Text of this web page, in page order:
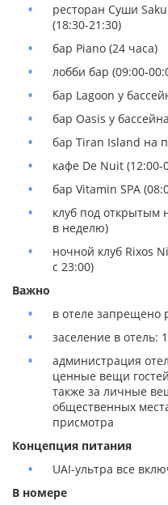
ресторан Суши
(18:30-21:30)
бар Piano (24 часа)
лобби бар (09:00-
бар Lagoon у
бар Oasis у
бар Tiran Island на
кафе De Nuit (12:00-
бар Vitamin SPA
клуб под открытым
в неделю)
ночной клуб Rixos
с 23:00)
Важно
в отеле
заселение в отель:
администрация
ценные вещи
также за личные
общественных
присмотра
Концепция питания
UAI-ультра все
В номере